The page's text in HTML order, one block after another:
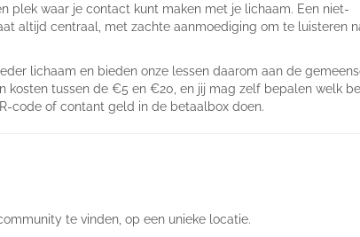
plek waar je contact kunt maken met je lichaam. Een niet-
altijd centraal, met zachte aanmoediging om te luisteren
lichaam en bieden onze lessen daarom aan de
kosten tussen de €5 en €20, en jij mag zelf bepalen welk
code of contant geld in de betaalbox doen.
te vinden, op een unieke locatie.